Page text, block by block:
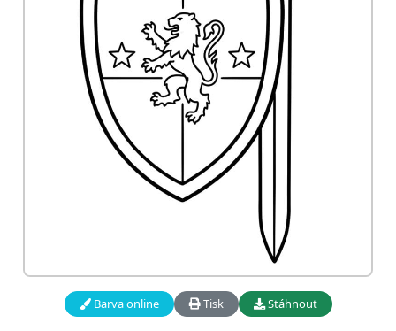
Barva online Tisk Stáhnout